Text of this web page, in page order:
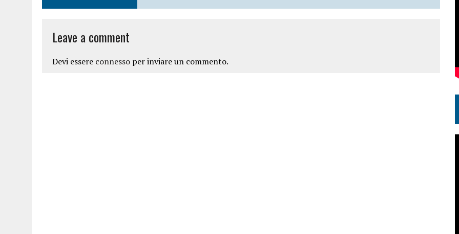
Leave a comment
Devi essere connesso per inviare un commento.